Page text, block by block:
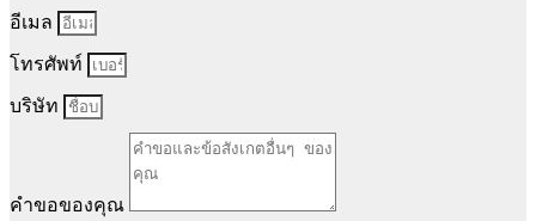
อีเมล
โทรศัพท์
บริษัท
คำขอของคุณ